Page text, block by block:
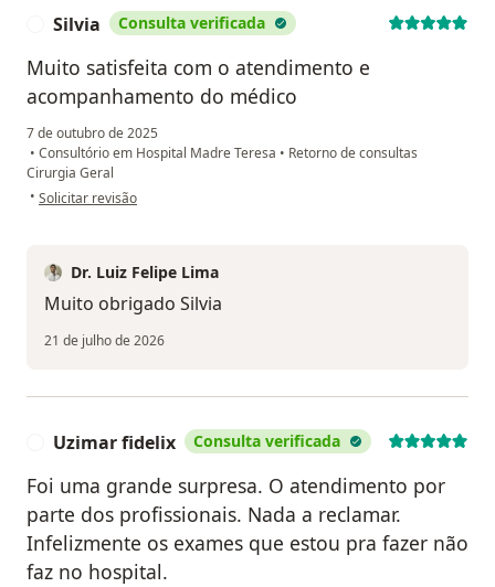
Silvia Consulta verificada
Muito satisfeita com o atendimento e
acompanhamento do médico
7 de outubro de 2025
• Consultório em Hospital Madre Teresa • Retorno de consultas
Cirurgia Geral
• na opinião do utilizador Silvia
Solicitar revisão
Dr. Luiz Felipe Lima
Muito obrigado Silvia
21 de julho de 2026
Uzimar fidelix Consulta verificada
Foi uma grande surpresa. O atendimento por
parte dos profissionais. Nada a reclamar.
Infelizmente os exames que estou pra fazer não
faz no hospital.